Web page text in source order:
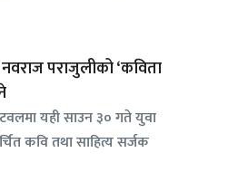
पराजुलीको ‘कविता
यही साउन ३० गते युवा
कवि तथा साहित्य सर्जक